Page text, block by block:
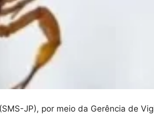
JP), por meio da Gerência de